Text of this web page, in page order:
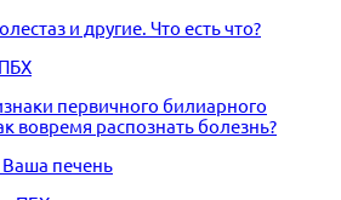
и другие. Что есть что?
первичного билиарного
вовремя распознать болезнь?
печень